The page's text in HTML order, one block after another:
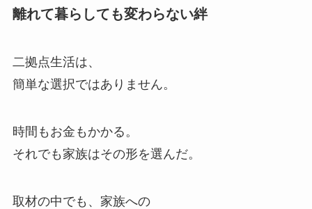
離れて暮らしても変わらない絆
二拠点生活は、
簡単な選択ではありません。
時間もお金もかかる。
それでも家族はその形を選んだ。
取材の中でも、家族への